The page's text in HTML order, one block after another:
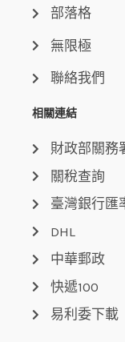
部落格
無限極
聯絡我們
相關連結
財政部關務
關稅查詢
臺灣銀行匯
DHL
中華郵政
快遞100
易利委下載